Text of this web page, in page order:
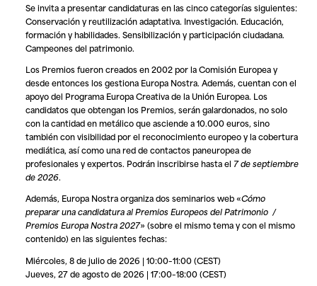
Se invita a presentar candidaturas en las cinco categorías siguientes:
Conservación y reutilización adaptativa. Investigación. Educación,
formación y habilidades. Sensibilización y participación ciudadana.
Campeones del patrimonio.
Los Premios fueron creados en 2002 por la Comisión Europea y
desde entonces los gestiona Europa Nostra. Además, cuentan con el
apoyo del Programa Europa Creativa de la Unión Europea. Los
candidatos que obtengan los Premios, serán galardonados, no solo
con la cantidad en metálico que asciende a 10.000 euros, sino
también con visibilidad por el reconocimiento europeo y la cobertura
mediática, así como una red de contactos paneuropea de
profesionales y expertos. Podrán inscribirse hasta el 7 de septiembre
de 2026.
Además, Europa Nostra organiza dos seminarios web «Cómo
preparar una candidatura al Premios Europeos del Patrimonio /
Premios Europa Nostra 2027» (sobre el mismo tema y con el mismo
contenido) en las siguientes fechas:
Miércoles, 8 de julio de 2026 | 10:00–11:00 (CEST)
Jueves, 27 de agosto de 2026 | 17:00–18:00 (CEST)